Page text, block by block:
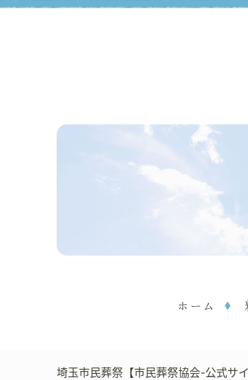
ホーム
埼玉市民葬祭【市民葬祭協会-公式サイ